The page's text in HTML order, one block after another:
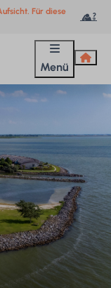
Für diese
Menü